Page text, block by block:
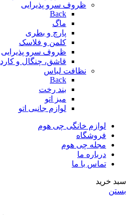
ظروف سرو پذیرایی
Back
ماگ
پارچ و بطری
کلمن و فلاسک
ظروف سرو پذیرایی
قاشق، چنگال و کارد
نظافت لباس
Back
بند رخت
میز اتو
لوازم جانبی اتو
لوازم خانگی چی هوم
فروشگاه
مجله چی هوم
درباره ما
تماس با ما
سبد خرید
بستن